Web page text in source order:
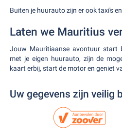
Buiten je huurauto zijn er ook taxi's
Laten we Mauritius
Jouw Mauritiaanse avontuur start
met je eigen huurauto, zijn de
kaart erbij, start de motor en geniet
Uw gegevens zijn veilig